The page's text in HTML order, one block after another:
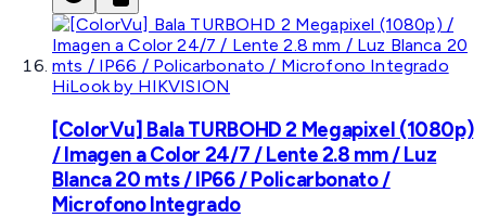
HiLook by HIKVISION
[ColorVu] Bala TURBOHD 2 Megapixel (1080p)
/ Imagen a Color 24/7 / Lente 2.8 mm / Luz
Blanca 20 mts / IP66 / Policarbonato /
Microfono Integrado